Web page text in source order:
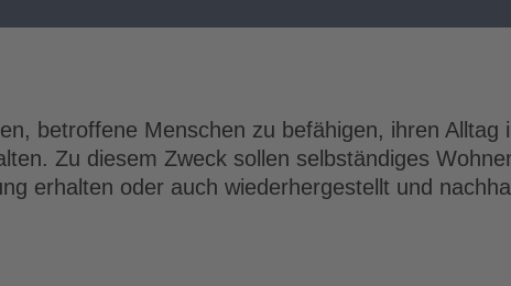
betroffene Menschen zu befähigen, ihren Alltag
Zu diesem Zweck sollen selbständiges
erhalten oder auch wiederhergestellt und